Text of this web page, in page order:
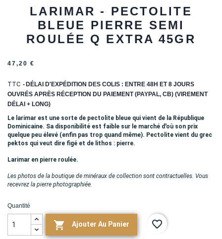
LARIMAR - PECTOLITE
BLEUE PIERRE SEMI
ROULÉE Q EXTRA 45GR
47,20 €
TTC
DÉLAI D'EXPÉDITION DES COLIS : ENTRE 48H ET 8 JOURS
OUVRÉS APRÈS RÉCEPTION DU PAIEMENT (PAYPAL, CB) (VIREMENT
DÉLAI + LONG)
Le larimar est une sorte de pectolite bleue qui vient de la République
Dominicaine. Sa disponibilité est faible sur le marché d'où son prix
quelque peu élevé (enfin pas trop quand même). Pectolite vient du grec
pektos qui veut dire figé et de lithos : pierre.
Larimar en pierre roulée.
Les photos de la boutique de minéraux de collection sont contractuelles. Vous
recevrez la pierre photographiée.
Quantité
 Ajouter Au Panier favorite_border